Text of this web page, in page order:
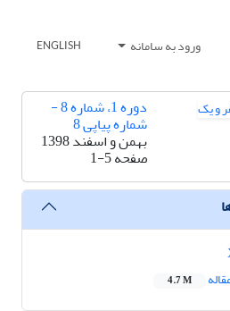
ورود به سامانه ENGLISH
دوره 1، شماره 8 -
شماره پیاپی 8
بهمن و اسفند 1398
صفحه1-5
4.7 M